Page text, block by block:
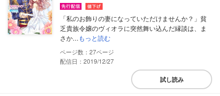
「私のお飾りの妻になっていただけませんか？」貧
乏貴族令嬢のヴィオラに突然舞い込んだ縁談は、ま
さか...もっと読む
27
配信日：2019/12/27
試し読み